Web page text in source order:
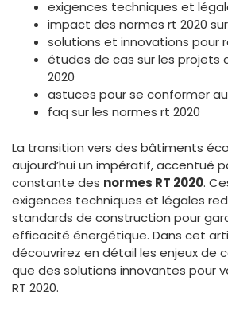
exigences techniques et
impact des normes rt 2020
solutions et innovations pour
études de cas sur les projets
2020
astuces pour se conformer
faq sur les normes rt 2020
La transition vers des bâtiments
aujourd’hui un impératif, accentué
constante des normes RT 2020.
exigences techniques et légales
standards de construction pour
efficacité énergétique. Dans cet
découvrirez en détail les enjeux de
que des solutions innovantes pour
RT 2020.